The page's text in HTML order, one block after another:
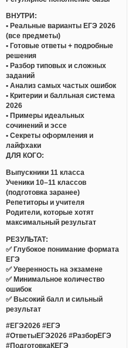
ВНУТРИ:
• Реальные варианты ЕГЭ 2026
(все предметы)
• Готовые ответы + подробные
решения
• Разбор типовых и сложных
заданий
• Анализ самых частых ошибок
• Критерии и балльная система
2026
• Примеры идеальных
сочинений и эссе
• Секреты оформления и
лайфхаки
ДЛЯ КОГО:
Выпускники 11 класса
Ученики 10–11 классов
(подготовка заранее)
Репетиторы и учителя
Родители, которые хотят
максимальный результат
РЕЗУЛЬТАТ:
✅ Глубокое понимание формата
ЕГЭ
✅ Уверенность на экзамене
✅ Минимальное количество
ошибок
✅ Высокий балл и сильный
результат
#ЕГЭ2026 #ЕГЭ
#ОтветыЕГЭ2026 #РазборЕГЭ
#ПодготовкаКЕГЭ